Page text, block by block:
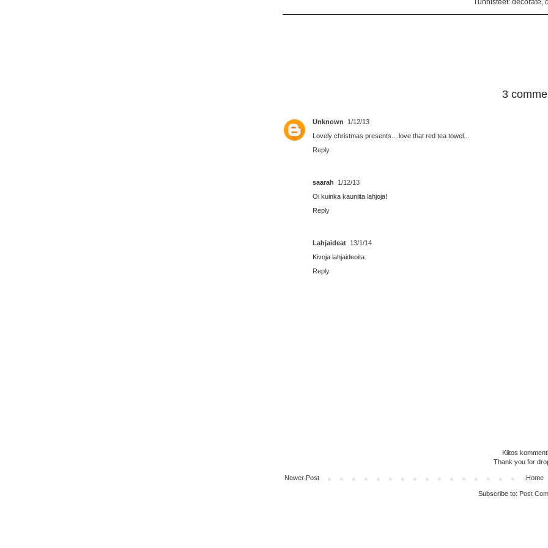
Tunnisteet: decorate,
3
Unknown
1/12/13
Lovely christmas presents....love that red tea towel...
Reply
saarah
1/12/13
Oi kuinka kauniita lahjoja!
Reply
Lahjaideat 13/1/14
Kivoja lahjaideoita.
Reply
Kiitos
Thank you for
Newer Post Home
Subscribe to: Post